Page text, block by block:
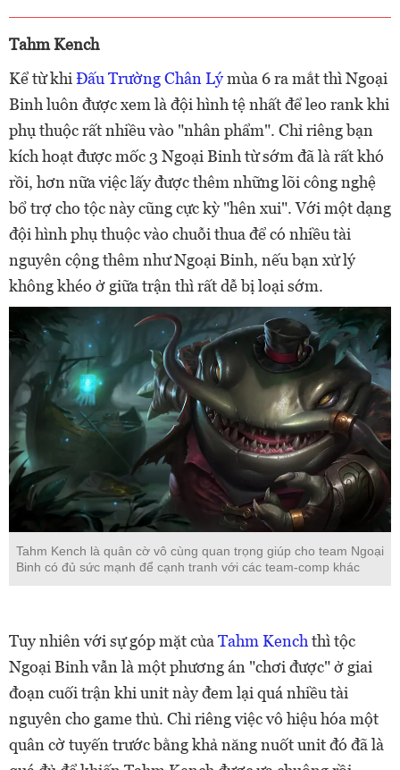
Tahm Kench
Kể từ khi Đấu Trường Chân Lýmùa 6 ra mắt thì Ngoại
Binh luôn được xem là đội hình tệ nhất để leo rank khi
phụ thuộc rất nhiều vào "nhân phẩm". Chỉ riêng bạn
kích hoạt được mốc 3 Ngoại Binh từ sớm đã là rất khó
rồi, hơn nữa việc lấy được thêm những lõi công nghệ
bổ trợ cho tộc này cũng cực kỳ "hên xui". Với một dạng
đội hình phụ thuộc vào chuỗi thua để có nhiều tài
nguyên cộng thêm như Ngoại Binh, nếu bạn xử lý
không khéo ở giữa trận thì rất dễ bị loại sớm.
Tahm Kench là quân cờ vô cùng quan trọng giúp cho team Ngoại
Binh có đủ sức mạnh để cạnh tranh với các team-comp khác
Tuy nhiên với sự góp mặt củaTahm Kenchthì tộc
Ngoại Binh vẫn là một phương án "chơi được" ở giai
đoạn cuối trận khi unit này đem lại quá nhiều tài
nguyên cho game thủ. Chỉ riêng việc vô hiệu hóa một
quân cờ tuyến trước bằng khả năng nuốt unit đó đã là